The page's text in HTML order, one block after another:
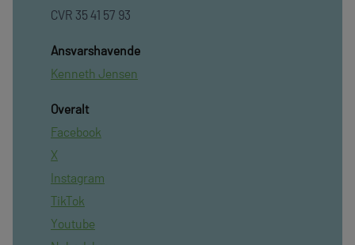
CVR 35 41 57 93
Ansvarshavende
Kenneth Jensen
Overalt
Facebook
X
Instagram
TikTok
Youtube